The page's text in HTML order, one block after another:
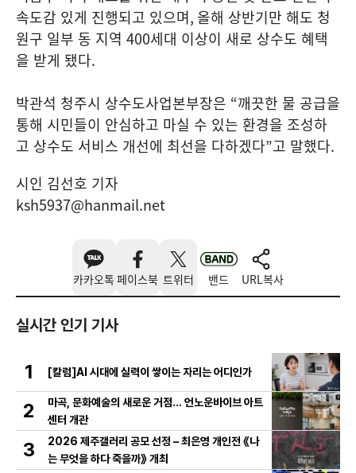
속도감 있게 진행되고 있으며, 올해 상반기만 해도 청
원구 일부 동 지역 400세대 이상이 새로 상수도 혜택
을 받게 됐다.
박관석 청주시 상수도사업본부장은 “깨끗한 물 공급을
통해 시민들이 안심하고 마실 수 있는 환경을 조성하
고 상수도 서비스 개선에 최선을 다하겠다”고 말했다.
시인 김선호 기자
ksh5937@hanmail.net
카카오톡 페이스북 트위터 밴드 URL복사
실시간 인기 기사
1 [칼럼]AI 시대에 실력이 쌓이는 자리는 어디인가
2
마곡, 문화예술의 새로운 거점… 언노운바이브 아트
센터 개관
3
2026 제주갤러리 공모 선정 – 최은영 개인전 《나
는 무엇을 하다 죽을까》 개최